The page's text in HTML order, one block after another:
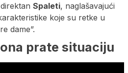
Spaleti, naglašavajući
koje su retke u
dame”.
prate situaciju